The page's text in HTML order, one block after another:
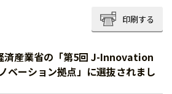
印刷する
済産業省の「第5回 J-Innovation
ベーション拠点」に選抜されまし